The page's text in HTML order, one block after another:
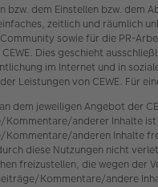
bzw. dem Einstellen bzw. dem
zeitlich und räumlich
sowie für die PR-
Dies geschieht
im Internet und in
Leistungen von CEWE. Für
dem jeweiligen Angebot der
anderer Inhalte
anderen Inhalte
diese Nutzungen nicht
freizustellen, die wegen der
Kommentare/andere